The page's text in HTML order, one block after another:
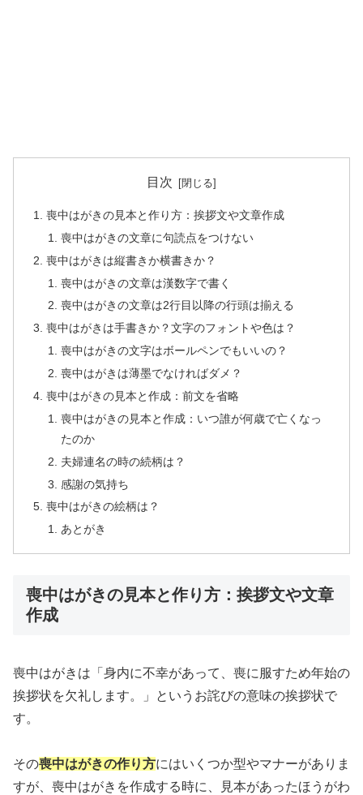
目次
喪中はがきの見本と作り方：挨拶文や文章作成
喪中はがきの文章に句読点をつけない
喪中はがきは縦書きか横書きか？
喪中はがきの文章は漢数字で書く
喪中はがきの文章は2行目以降の行頭は揃える
喪中はがきは手書きか？文字のフォントや色は？
喪中はがきの文字はボールペンでもいいの？
喪中はがきは薄墨でなければダメ？
喪中はがきの見本と作成：前文を省略
喪中はがきの見本と作成：いつ誰が何歳で亡くなっ
たのか
夫婦連名の時の続柄は？
感謝の気持ち
喪中はがきの絵柄は？
あとがき
喪中はがきの見本と作り方：挨拶文や文章
作成
喪中はがきは 「身内に不幸があって、喪に服すため年始の
挨拶状を欠礼します。」
というお詫びの意味の挨拶状で
す。
その喪中はがきの作り方にはいくつか型やマナーがありま
すが、喪中はがきを作成する時に、見本があったほうがわ